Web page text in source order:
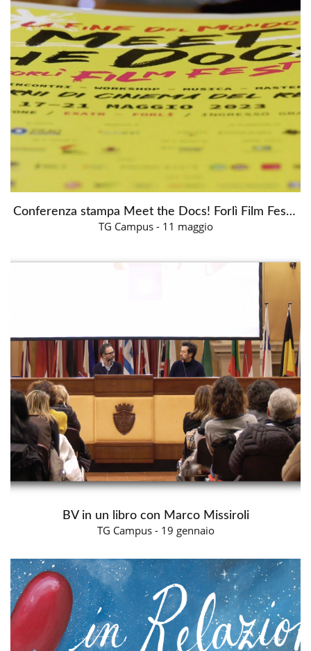
Conferenza stampa Meet the Docs! Forlì Film Fest 2023
TG Campus - 11 maggio
BV in un libro con Marco Missiroli
TG Campus - 19 gennaio